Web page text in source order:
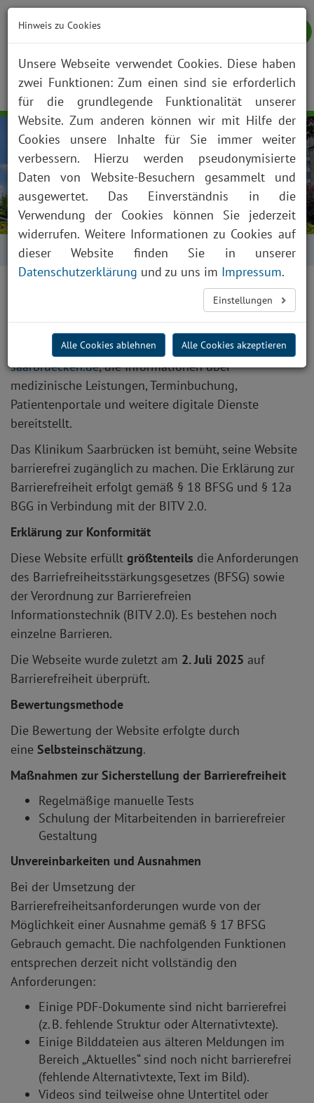
NOTFALL KONTAKT ANFAHRT JOBS SUCHE
Startseite Erklärung zur Barrierefreiheit
Erklärung zur Barrierefreiheit
Diese Erklärung gilt für die Webseitewww.klinikum-
saarbruecken.de, die Informationen über
medizinische Leistungen, Terminbuchung,
Patientenportale und weitere digitale Dienste
bereitstellt.
Das Klinikum Saarbrücken ist bemüht, seine Website
barrierefrei zugänglich zu machen. Die Erklärung zur
Barrierefreiheit erfolgt gemäß § 18 BFSG und § 12a
BGG in Verbindung mit der BITV 2.0.
Erklärung zur Konformität
Diese Website erfüllt größtenteils die Anforderungen
des Barriefreiheitsstärkungsgesetzes (BFSG) sowie
der Verordnung zur Barrierefreien
Informationstechnik (BITV 2.0). Es bestehen noch
einzelne Barrieren.
Die Webseite wurde zuletzt am 2. Juli 2025 auf
Barrierefreiheit überprüft.
Bewertungsmethode
Die Bewertung der Website erfolgte durch
eine Selbsteinschätzung.
Maßnahmen zur Sicherstellung der Barrierefreiheit
Regelmäßige manuelle Tests
Schulung der Mitarbeitenden in barrierefreier
Gestaltung
Unvereinbarkeiten und Ausnahmen
Bei der Umsetzung der
Barrierefreiheitsanforderungen wurde von der
Möglichkeit einer Ausnahme gemäß § 17 BFSG
Gebrauch gemacht. Die nachfolgenden Funktionen
entsprechen derzeit nicht vollständig den
Anforderungen:
Einige PDF-Dokumente sind nicht barrierefrei
(z. B. fehlende Struktur oder Alternativtexte).
Einige Bilddateien aus älteren Meldungen im
Bereich „Aktuelles“ sind noch nicht barrierefrei
(fehlende Alternativtexte, Text im Bild).
Videos sind teilweise ohne Untertitel oder
Hinweis zu Cookies
Unsere Webseite verwendet Cookies. Diese haben
zwei Funktionen: Zum einen sind sie erforderlich
für die grundlegende Funktionalität unserer
Website. Zum anderen können wir mit Hilfe der
Cookies unsere Inhalte für Sie immer weiter
verbessern. Hierzu werden pseudonymisierte
Daten von Website-Besuchern gesammelt und
ausgewertet. Das Einverständnis in die
Verwendung der Cookies können Sie jederzeit
widerrufen. Weitere Informationen zu Cookies auf
dieser Website finden Sie in unserer
Datenschutzerklärung und zu uns im Impressum.
Einstellungen
Alle Cookies ablehnen Alle Cookies akzeptieren